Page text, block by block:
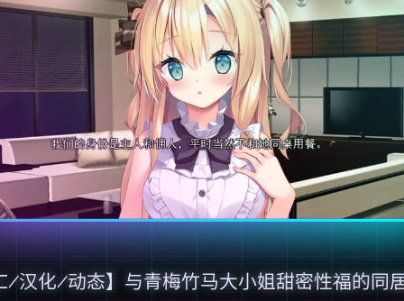
汉化/动态】与青梅竹马大小姐甜密性福的同